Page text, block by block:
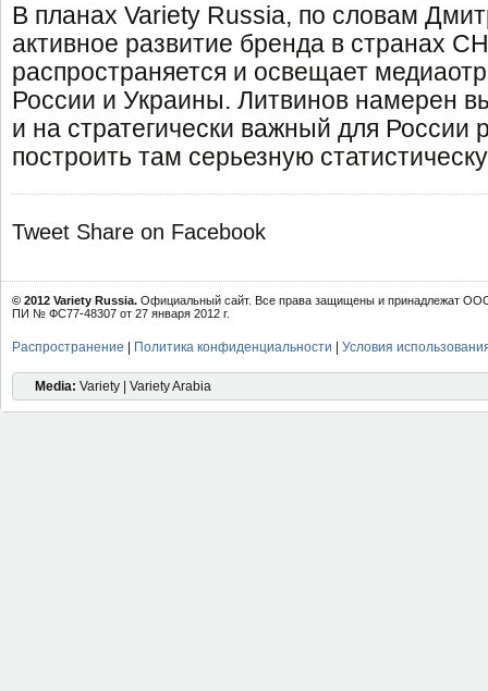
В планах Variety Russia, по словам
активное развитие бренда в странах
распространяется и освещает
России и Украины. Литвинов намерен
и на стратегически важный для России
построить там серьезную
Tweet Share on Facebook
© 2012 Variety Russia. Официальный сайт. Все права защищены и принадлежат
ПИ № ФС77-48307 от 27 января 2012 г.
Распространение Политика конфиденциальности Условия
Media: Variety | Variety Arabia